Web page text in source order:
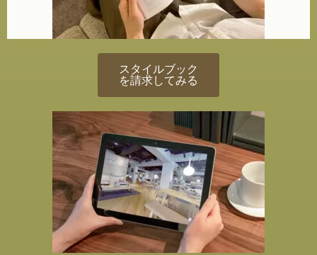
スタイルブック
を請求してみる